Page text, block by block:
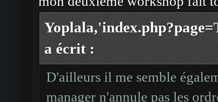
a écrit :
D'ailleurs il me semble
manager n'annule pas les